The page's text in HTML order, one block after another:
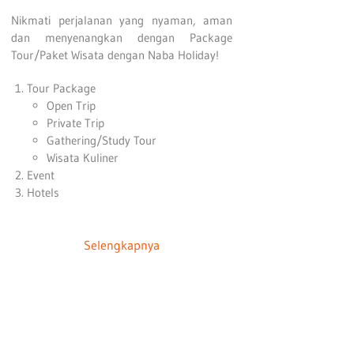
Nikmati perjalanan yang nyaman, aman
dan menyenangkan dengan Package
Tour/Paket Wisata dengan Naba Holiday!
Tour Package
Open Trip
Private Trip
Gathering/Study Tour
Wisata Kuliner
Event
Hotels
Selengkapnya